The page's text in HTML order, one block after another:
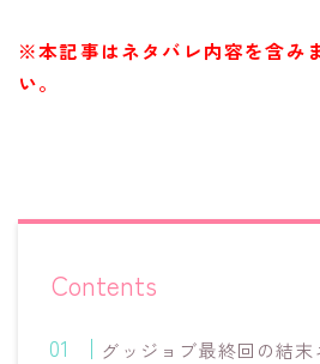
※本記事はネタバレ内容を含み
い。
Contents
グッジョブ最終回の結末